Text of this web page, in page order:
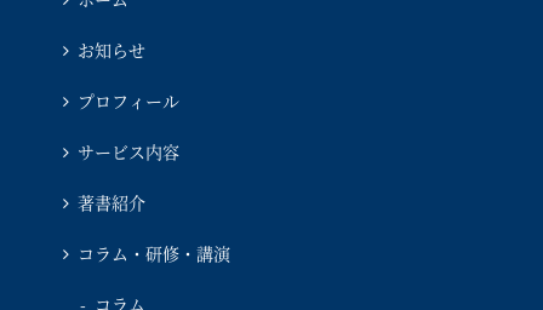
お知らせ
プロフィール
サービス内容
著書紹介
コラム・研修・講演
コラム